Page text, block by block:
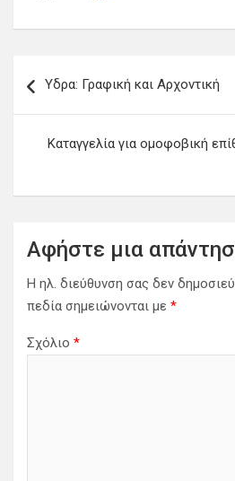
Υδρα: Γραφική και Αρχοντική
Καταγγελία για ομοφοβική
Αφήστε μια
Η ηλ. διεύθυνση σας δεν
πεδία σημειώνονται με *
Σχόλιο *